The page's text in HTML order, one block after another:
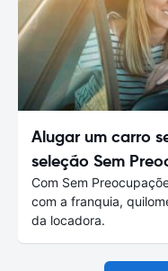
Alugar um carro
seleção Sem
Com Sem
com a franquia,
da locadora.